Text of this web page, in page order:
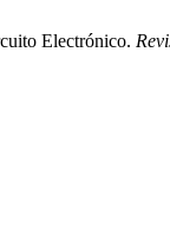
Electrónico.